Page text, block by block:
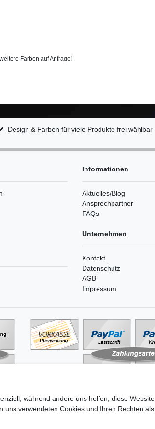
Farben auf Anfrage!
Design & Farben für viele Produkte frei wählbar
Informationen
Aktuelles/Blog
Ansprechpartner
FAQs
Unternehmen
Kontakt
Datenschutz
AGB
Impressum
während andere uns helfen, diese Website
uns verwendeten Cookies und Ihren Rechten als